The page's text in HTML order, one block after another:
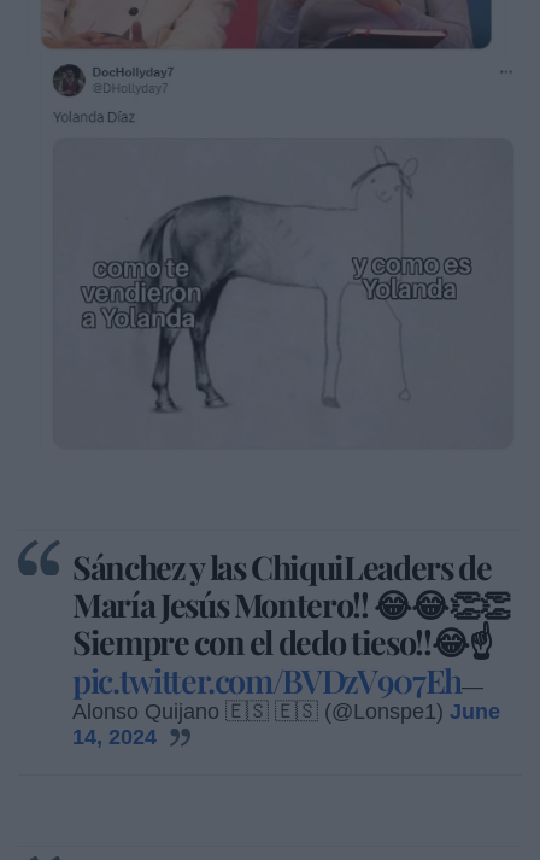
Sánchez y las ChiquiLeaders de
María Jesús Montero!! 😂😂👏👏
Siempre con el dedo tieso!!😂☝️
pic.twitter.com/BVDzV907Eh—
Alonso Quijano 🇪🇸 🇪🇸 (@Lonspe1) June
14, 2024